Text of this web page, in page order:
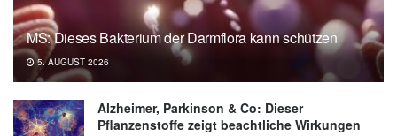
MS: Dieses Bakterium der Darmflora kann schützen
5. AUGUST 2026
Alzheimer, Parkinson & Co: Dieser
Pflanzenstoffe zeigt beachtliche Wirkungen